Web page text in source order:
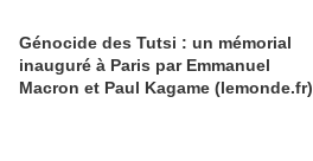
Génocide des Tutsi : un mémorial
inauguré à Paris par Emmanuel
Macron et Paul Kagame (lemonde.fr)